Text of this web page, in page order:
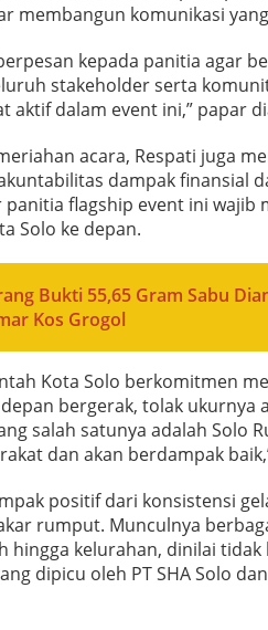
membangun komunikasi
kepada panitia agar
stakeholder serta
aktif dalam event ini,” papar
acara, Respati juga
dampak finansial
panitia flagship event ini wajib
Solo ke depan.
Bukti 55,65 Gram Sabu
Kos Grogol
Kota Solo berkomitmen
bergerak, tolak ukurnya
salah satunya adalah Solo
dan akan berdampak
positif dari konsistensi
rumput. Munculnya
hingga kelurahan, dinilai
dipicu oleh PT SHA Solo